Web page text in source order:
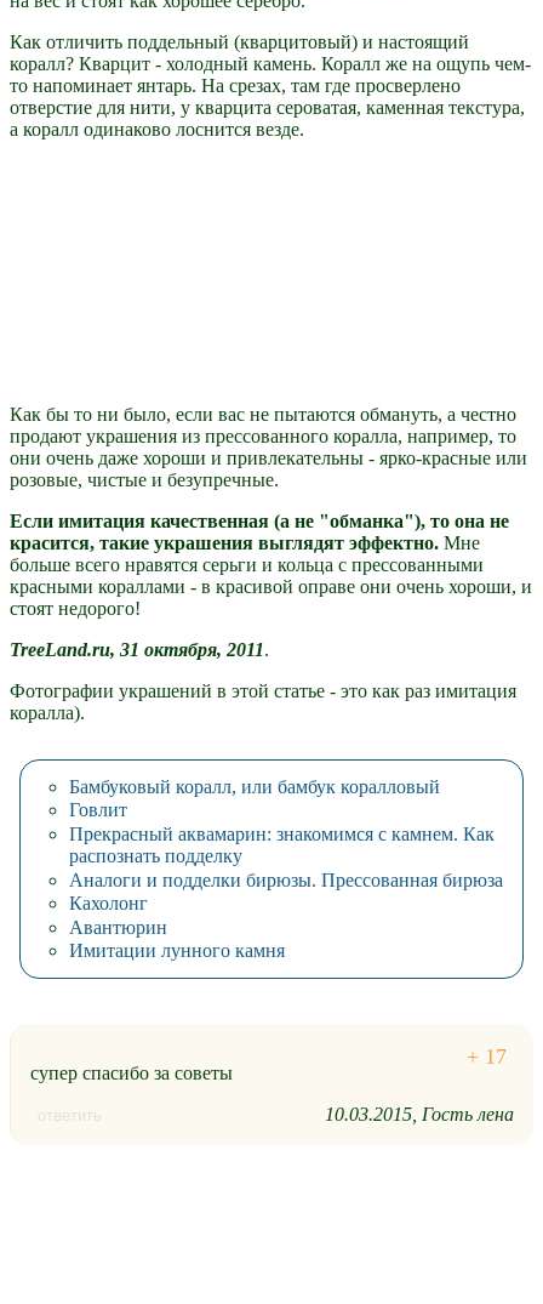
Как отличить поддельный (кварцитовый) и настоящий
коралл? Кварцит - холодный камень. Коралл же на ощупь чем-
то напоминает янтарь. На срезах, там где просверлено
отверстие для нити, у кварцита сероватая, каменная текстура,
а коралл одинаково лоснится везде.
Как бы то ни было, если вас не пытаются обмануть, а честно
продают украшения из прессованного коралла, например, то
они очень даже хороши и привлекательны - ярко-красные или
розовые, чистые и безупречные.
Если имитация качественная (а не "обманка"), то она не
красится, такие украшения выглядят эффектно. Мне
больше всего нравятся серьги и кольца с прессованными
красными кораллами - в красивой оправе они очень хороши, и
стоят недорого!
TreeLand.ru, 31 октября, 2011.
Фотографии украшений в этой статье - это как раз имитация
коралла).
Бамбуковый коралл, или бамбук коралловый
Говлит
Прекрасный аквамарин: знакомимся с камнем. Как
распознать подделку
Аналоги и подделки бирюзы. Прессованная бирюза
Кахолонг
Авантюрин
Имитации лунного камня
супер спасибо за советы
ответить 10.03.2015 Гость лена